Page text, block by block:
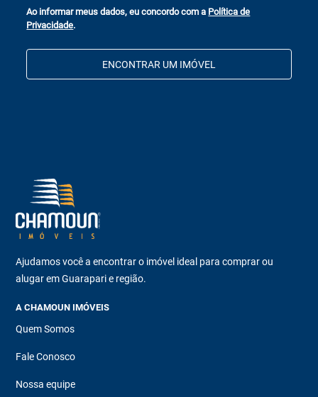
Ao informar meus dados, eu concordo com a Política de
Privacidade.
ENCONTRAR UM IMÓVEL
Ajudamos você a encontrar o imóvel ideal para comprar ou
alugar em Guarapari e região.
A CHAMOUN IMÓVEIS
Quem Somos
Fale Conosco
Nossa equipe